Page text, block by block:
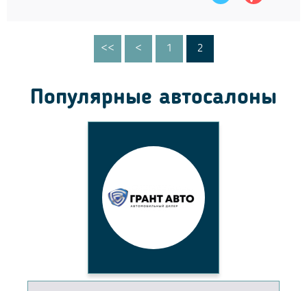
<< < 1 2
Популярные автосалоны